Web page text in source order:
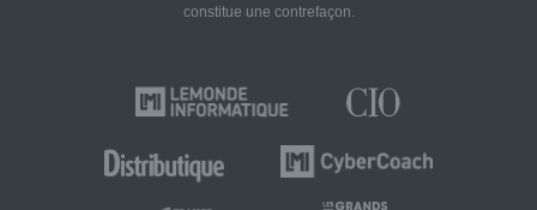
constitue une contrefaçon.